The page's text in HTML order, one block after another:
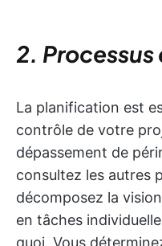
2.
La planification est
contrôle de votre
dépassement de
consultez les autres
décomposez la
en tâches
quoi. Vous